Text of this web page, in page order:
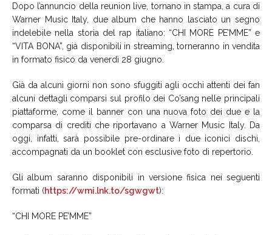
Dopo l’annuncio della reunion live, tornano in stampa, a cura di
Warner Music Italy, due album che hanno lasciato un segno
indelebile nella storia del rap italiano: “CHI MORE PE’MME” e
“VITA BONA”, già disponibili in streaming, torneranno in vendita
in formato fisico da venerdì 28 giugno.
Già da alcuni giorni non sono sfuggiti agli occhi attenti dei fan
alcuni dettagli comparsi sul profilo dei Co’sang nelle principali
piattaforme, come il banner con una nuova foto dei due e la
comparsa di crediti che riportavano a Warner Music Italy. Da
oggi, infatti, sarà possibile pre-ordinare i due iconici dischi,
accompagnati da un booklet con esclusive foto di repertorio.
Gli album saranno disponibili in versione fisica nei seguenti
formati (https://wmi.lnk.to/sgwgwt):
“CHI MORE PE’MME”